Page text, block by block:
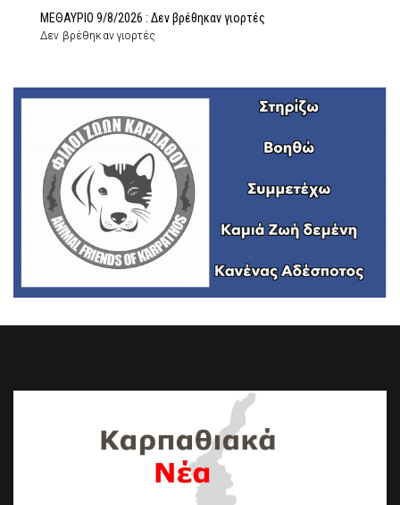
ΜΕΘΑΥΡΙΟ 9/8/2026 : Δεν βρέθηκαν γιορτές
Δεν βρέθηκαν γιορτές